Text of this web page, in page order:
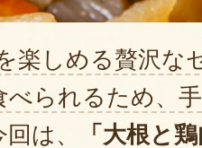
楽しめる贅沢な
べられるため、
は、
「大根と